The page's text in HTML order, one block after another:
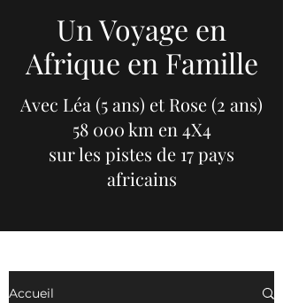
Un Voyage en
Afrique en Famille
Avec Léa (5 ans) et Rose (2 ans)
58 000 km en 4X4
sur les pistes de 17 pays
africains
Accueil